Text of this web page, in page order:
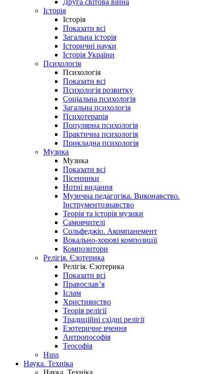
Друга світова війна
Історія
Історія
Показати всі
Загальна історія
Історичні науки
Історія України
Психологія
Психологія
Показати всі
Психологія розвитку
Соціальна психологія
Загальна психологія
Психотерапія
Популярна психологія
Практична психологія
Прикладна психологія
Музика
Музика
Показати всі
Пісенники
Нотні видання
Музична педагогіка. Виконавство.
Інструментознавство
Теорія та історія музики
Самовчителі
Сольфеджіо. Акомпанемент
Вокально-хорові композиції
Композитори
Релігія. Єзотерика
Релігія. Єзотерика
Показати всі
Православ’я
Іслам
Християнство
Теорія релігії
Традиційні східні релігії
Езотеричне вчення
Антропософія
Теософія
Huss
Наука. Техніка
Наука. Техніка